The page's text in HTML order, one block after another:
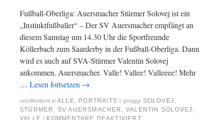
Fußball-Oberliga: Auersmacher Stürmer Solovej ist ein
„Instinktfußballer“ – Der SV Auersmacher empfängt an
diesem Samstag um 14.30 Uhr die Sportfreunde
Köllerbach zum Saarderby in der Fußball-Oberliga. Dann
wird es auch auf SVA-Stürmer Valentin Solovej
ankommen. Auersmacher. Valle! Vallee! Valleeee! Mehr
… Lesen fortsetzen →
veröffentlicht in ALLE, PORTRAITS getaggt SOLOVEJ ,
STÜRMER , SV AUERSMACHER ,VALENTIN SOLOVEJ ,